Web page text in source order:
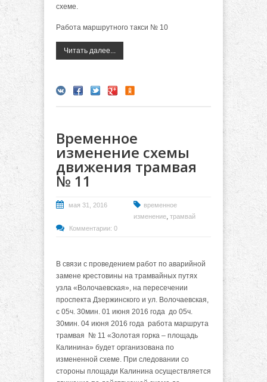
схеме.
Работа маршрутного такси № 10
Читать далее...
Временное
изменение схемы
движения трамвая
№ 11
мая 31, 2016
временное
изменение, трамвай
Комментарии: 0
В связи с проведением работ по аварийной
замене крестовины на трамвайных путях
узла «Волочаевская», на пересечении
проспекта Дзержинского и ул. Волочаевская,
с 05ч. 30мин. 01 июня 2016 года до 05ч.
30мин. 04 июня 2016 года работа маршрута
трамвая № 11 «Золотая горка – площадь
Калинина» будет организована по
измененной схеме. При следовании со
стороны площади Калинина осуществляется